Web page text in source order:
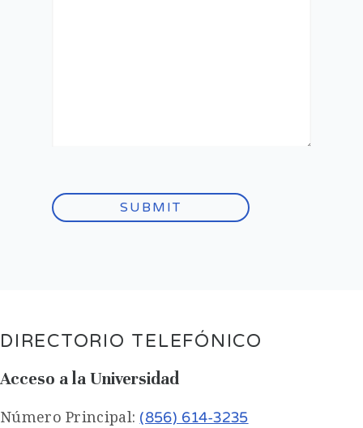
DIRECTORIO TELEFÓNICO
Acceso a la Universidad
Número Principal: (856) 614-3235